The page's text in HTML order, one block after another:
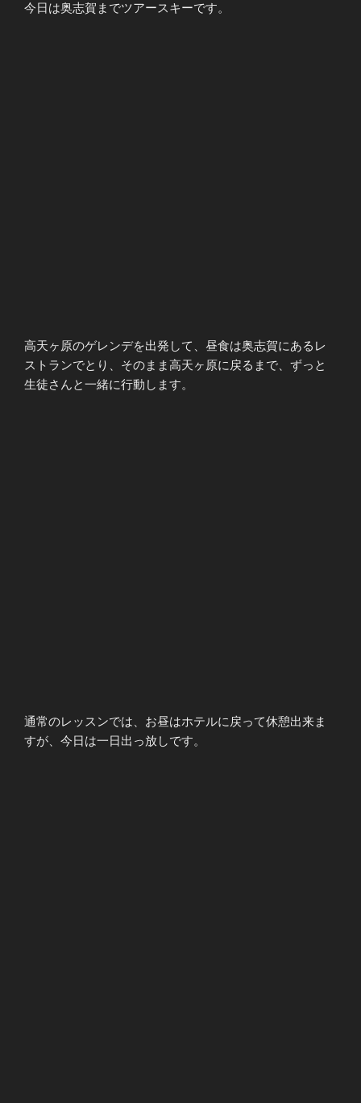
今日は奥志賀までツアースキーです。
高天ヶ原のゲレンデを出発して、昼食は奥志賀にあるレ
ストランでとり、そのまま高天ヶ原に戻るまで、ずっと
生徒さんと一緒に行動します。
通常のレッスンでは、お昼はホテルに戻って休憩出来ま
すが、今日は一日出っ放しです。